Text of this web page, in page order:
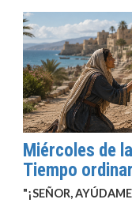
Miércoles de
Tiempo
"¡SEÑOR,